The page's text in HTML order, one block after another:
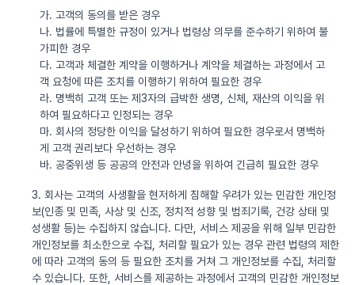
가. 고객의 동의를 받은 경우
나. 법률에 특별한 규정이 있거나 법령상 의무를 준수하기 위하여 불
가피한 경우
다. 고객과 체결한 계약을 이행하거나 계약을 체결하는 과정에서 고
객 요청에 따른 조치를 이행하기 위하여 필요한 경우
라. 명백히 고객 또는 제3자의 급박한 생명, 신체, 재산의 이익을 위
하여 필요하다고 인정되는 경우
마. 회사의 정당한 이익을 달성하기 위하여 필요한 경우로서 명백하
게 고객 권리보다 우선하는 경우
바. 공중위생 등 공공의 안전과 안녕을 위하여 긴급히 필요한 경우
3. 회사는 고객의 사생활을 현저하게 침해할 우려가 있는 민감한 개인정
보(인종 및 민족, 사상 및 신조, 정치적 성향 및 범죄기록, 건강 상태 및
성생활 등)는 수집하지 않습니다. 다만, 서비스 제공을 위해 일부 민감한
개인정보를 최소한으로 수집, 처리할 필요가 있는 경우 관련 법령의 제한
에 따라 고객의 동의 등 필요한 조치를 거쳐 그 개인정보를 수집, 처리할
수 있습니다. 또한, 서비스를 제공하는 과정에서 고객의 민감한 개인정보